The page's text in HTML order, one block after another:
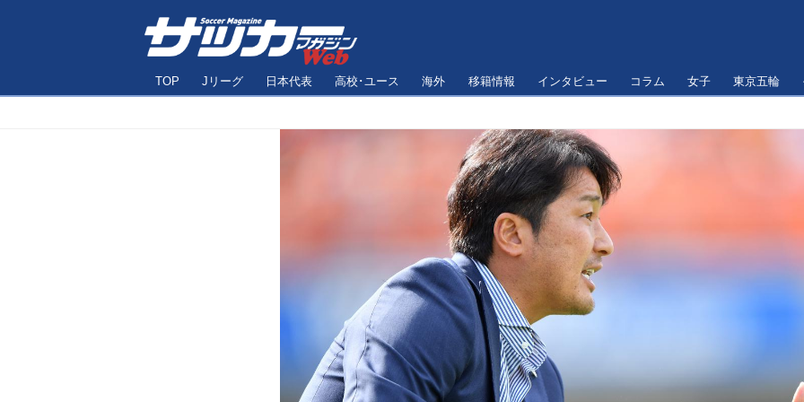
TOP Jリーグ 日本代表 高校･ユース 海外 移籍情報 インタビュー コラム 女子 東京五輪